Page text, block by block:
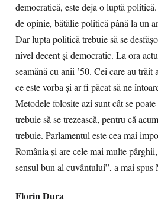
democratică, este deja o luptă
de opinie, bătălie politică până la un
Dar lupta politică trebuie să se
nivel decent şi democratic. La ora
seamănă cu anii ’50. Cei care au trăit
ce este vorba şi ar fi păcat să ne
Metodele folosite azi sunt cât se
trebuie să se trezească, pentru că
trebuie. Parlamentul este cea mai
România şi are cele mai multe
sensul bun al cuvântului”, a mai spus
Florin Dura